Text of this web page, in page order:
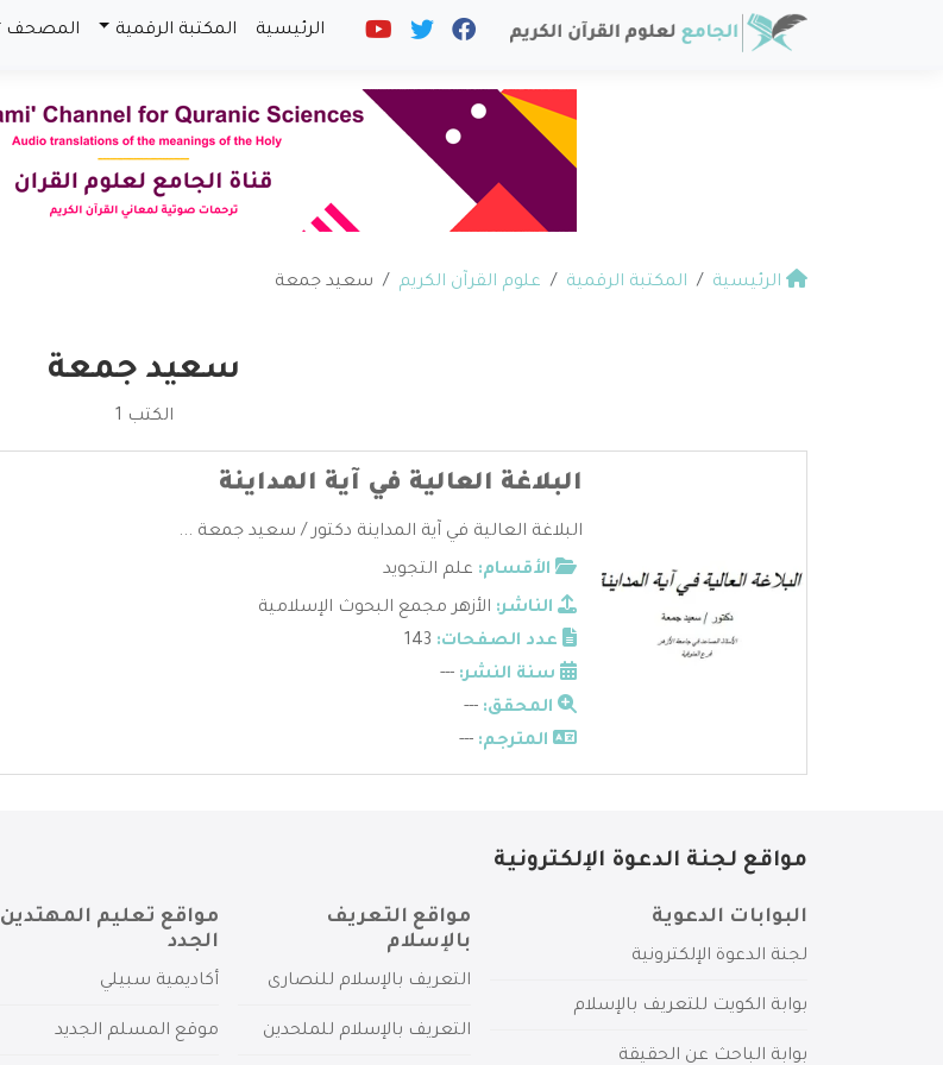
الرئيسية المكتبة الرقمية المصحف
الرئيسية المكتبة الرقمية علوم القرآن الكريم سعيد جمعة
سعيد جمعة
الكتب 1
البلاغة العالية في آية المداينة
البلاغة العالية في آية المداينة دكتور / سعيد جمعة ...
الأقسام: علم التجويد
الناشر: الأزهر مجمع البحوث الإسلامية
عدد الصفحات:
سنة النشر: ---
المحقق: ---
المترجم: ---
مواقع لجنة الدعوة الإلكترونية
البوابات الدعوية
لجنة الدعوة الإلكترونية
بوابة الكويت للتعريف بالإسلام
بوابة الباحث عن الحقيقة
مواقع التعريف
بالإسلام
التعريف بالإسلام للنصارى
التعريف بالإسلام للملحدين
مواقع تعليم المهتدين
الجدد
أكاديمية سبيلي
موقع المسلم الجديد